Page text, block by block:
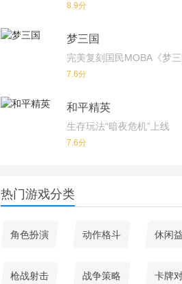
8.9分
梦三国
完美复刻国民MOBA《梦三
7.6分
和平精英
生存玩法“暗夜危机”上线
7.6分
热门游戏分类
角色扮演 动作格斗 休闲
枪战射击 战争策略 卡牌